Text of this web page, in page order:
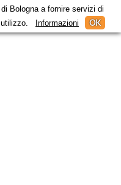
Bologna a fornire servizi di
utilizzo.
Informazioni OK